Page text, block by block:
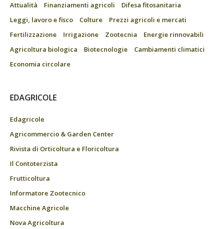
Attualità Finanziamenti agricoli
Difesa fitosanitaria
Leggi, lavoro e fisco
Colture
Prezzi agricoli e mercati
Fertilizzazione
Irrigazione Zootecnia
Energie rinnovabili
Agricoltura biologica
Biotecnologie
Cambiamenti climatici
Economia circolare
EDAGRICOLE
Edagricole
Agricommercio & Garden Center
Rivista di Orticoltura e Floricoltura
Il Contoterzista
Frutticoltura
Informatore Zootecnico
Macchine Agricole
Nova Agricoltura